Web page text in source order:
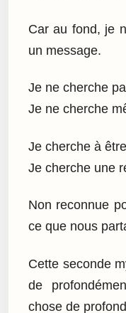
Car au fond, je
un message.
Je ne cherche
Je ne cherche
Je cherche à
Je cherche une
Non reconnue
ce que nous
Cette seconde
de
chose de